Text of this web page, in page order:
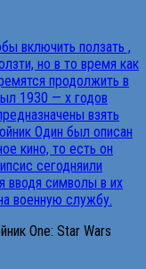
One: Star Wars